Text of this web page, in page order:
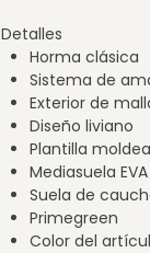
Detalles
Horma clásica
Sistema de
Exterior de
Diseño liviano
Plantilla
Mediasuela
Suela de
Primegreen
Color del